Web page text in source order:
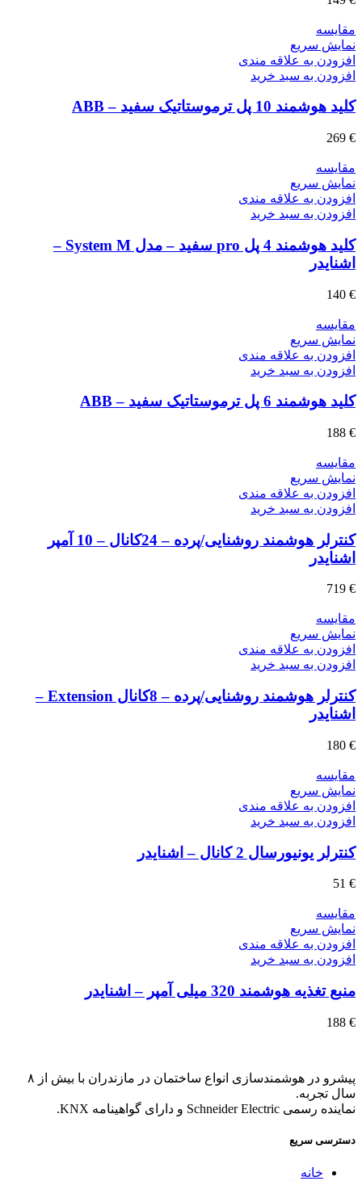
مقايسه
نمایش سریع
افزودن به علاقه مندی
افزودن به سبد خرید
کلید هوشمند 10 پل ترموستاتیک سفید – ABB
269 €
مقايسه
نمایش سریع
افزودن به علاقه مندی
افزودن به سبد خرید
کلید هوشمند 4 پل pro سفید – مدل System M –
اشنایدر
140 €
مقايسه
نمایش سریع
افزودن به علاقه مندی
افزودن به سبد خرید
کلید هوشمند 6 پل ترموستاتیک سفید – ABB
188 €
مقايسه
نمایش سریع
افزودن به علاقه مندی
افزودن به سبد خرید
کنترلر هوشمند روشنایی/پرده – 24کانال – 10 آمپر
اشنایدر
719 €
مقايسه
نمایش سریع
افزودن به علاقه مندی
افزودن به سبد خرید
کنترلر هوشمند روشنایی/پرده – 8کانال Extension –
اشنایدر
180 €
مقايسه
نمایش سریع
افزودن به علاقه مندی
افزودن به سبد خرید
کنترلر یونیورسال 2 کانال – اشنایدر
51 €
مقايسه
نمایش سریع
افزودن به علاقه مندی
افزودن به سبد خرید
منبع تغذیه هوشمند 320 میلی آمپر – اشنایدر
188 €
پیشرو در هوشمندسازی انواع ساختمان در مازندران با بیش از ۸
سال تجربه.
نماینده رسمی Schneider Electric و دارای گواهینامه KNX.
دسترسی سریع
خانه